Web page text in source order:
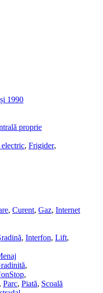
1990
proprie
, Frigider,
, Curent, Gaz, Internet
, Interfon, Lift,
,
,
, Parc, Piată, Scoală